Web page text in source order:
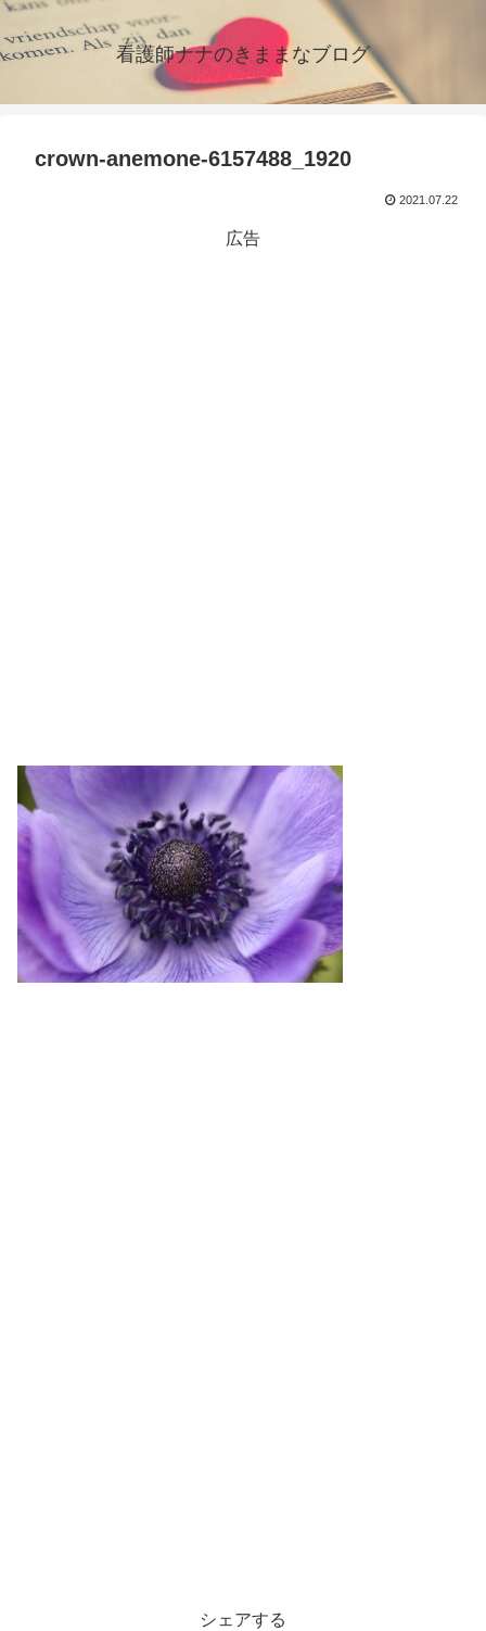
看護師ナナのきままなブログ
crown-anemone-6157488_1920
2021.07.22
広告
シェアする